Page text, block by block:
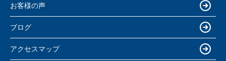
お客様の声
ブログ
アクセスマップ